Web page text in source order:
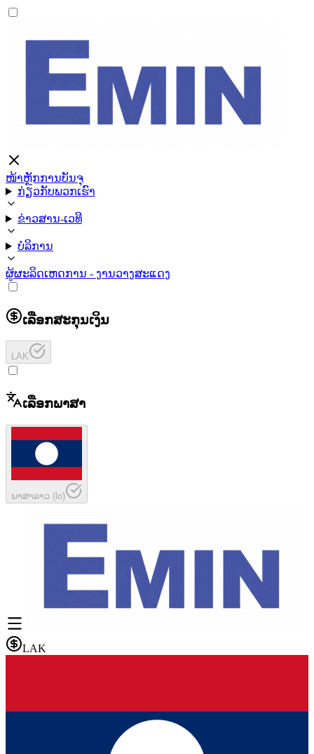
ໜ້າຫຼັກການບັນຈຸ
ກ່ຽວກັບພວກເຮົາ
ຂ່າວສານ-ເວທີ
ບໍລິການ
ຜູ້ຜະລິດເຫດການ - ງານວາງສະແດງ
ເລືອກສະກຸນເງິນ
LAK
ເລືອກພາສາ
ພາສາລາວ (lo)
LAK